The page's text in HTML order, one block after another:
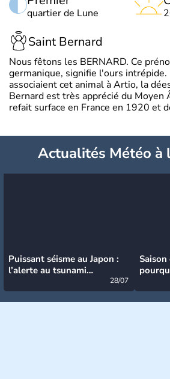
quartier de Lune
Saint Bernard
Nous fêtons les BERNARD. Ce
germanique, signifie l'ours intrépide.
associaient cet animal à Artio, la
Bernard est très apprécié du Moyen
refait surface en France en 1920 et
Actualités Météo à
Puissant séisme au Japon :
l’alerte au tsunami
28/07